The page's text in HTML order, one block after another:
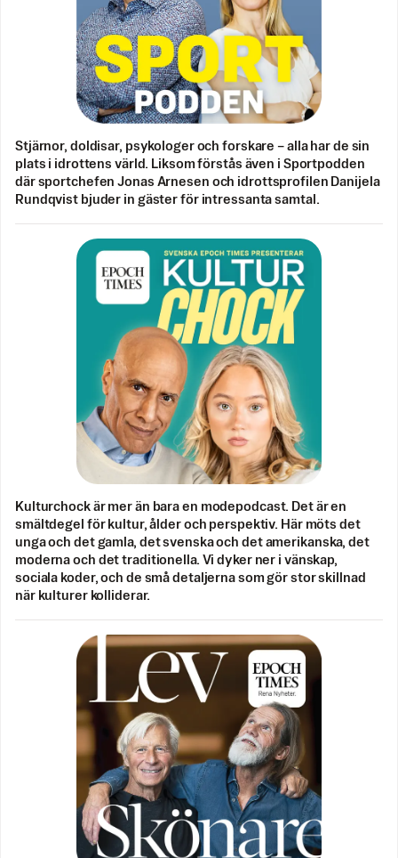
Stjärnor, doldisar, psykologer och forskare – alla har de sin
plats i idrottens värld. Liksom förstås även i Sportpodden
där sportchefen Jonas Arnesen och idrottsprofilen Danijela
Rundqvist bjuder in gäster för intressanta samtal.
Kulturchock är mer än bara en modepodcast. Det är en
smältdegel för kultur, ålder och perspektiv. Här möts det
unga och det gamla, det svenska och det amerikanska, det
moderna och det traditionella. Vi dyker ner i vänskap,
sociala koder, och de små detaljerna som gör stor skillnad
när kulturer kolliderar.